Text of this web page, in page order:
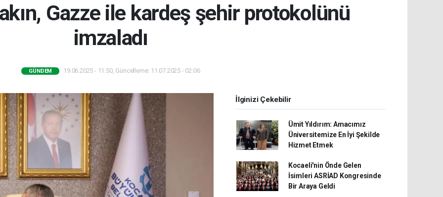
Gazze ile kardeş şehir protokolünü
imzaladı
GÜNDEM 19.06.2025 - 11:50, Güncelleme: 11.07.2025 - 02:06
İlginizi Çekebilir
Ümit Yıldırım: Amacımız
Üniversitemize En İyi Şekilde
Hizmet Etmek
Kocaeli'nin Önde Gelen
İsimleri ASRİAD Kongresinde
Bir Araya Geldi